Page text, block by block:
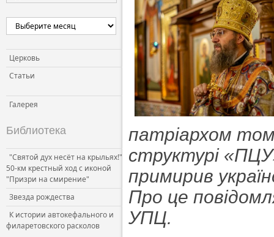
Церковь
Статьи
Галерея
Библиотека
"Святой дух несёт на крыльях!"
50-км крестный ход с иконой
"Призри на смирение"
Звезда рождества
К истории автокефального и
филаретовского расколов
патріархом
структурі
примирив
Про це
УПЦ.